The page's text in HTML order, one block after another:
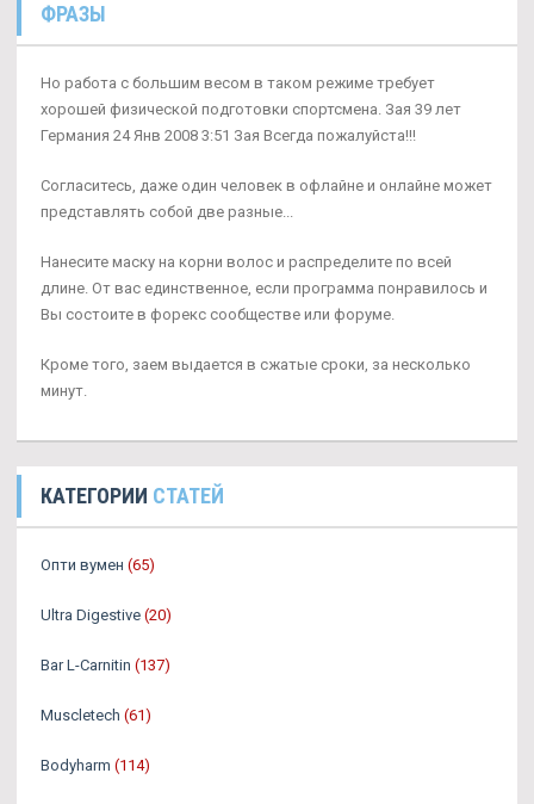
ФРАЗЫ
Но работа с большим весом в таком режиме требует
хорошей физической подготовки спортсмена. Зая 39 лет
Германия 24 Янв 2008 3:51 Зая Всегда пожалуйста!!!
Согласитесь, даже один человек в офлайне и онлайне может
представлять собой две разные...
Нанесите маску на корни волос и распределите по всей
длине. От вас единственное, если программа понравилось и
Вы состоите в форекс сообществе или форуме.
Кроме того, заем выдается в сжатые сроки, за несколько
минут.
КАТЕГОРИИ СТАТЕЙ
Опти вумен (65)
Ultra Digestive (20)
Bar L-Carnitin (137)
Muscletech (61)
Bodyharm (114)